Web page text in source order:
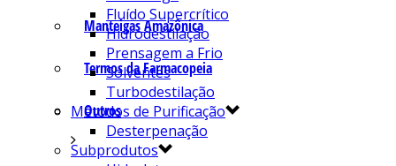
Manteigas Amazônica
Termos da Farmacopeia
Outros
Fluído Supercrítico
Hidrodestilação
Prensagem a Frio
Solventes
Turbodestilação
Métodos de Purificação
Desterpenação
Subprodutos